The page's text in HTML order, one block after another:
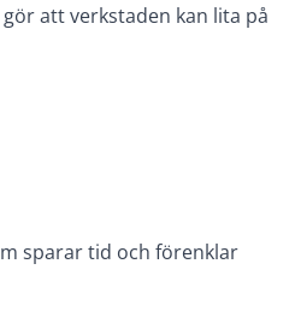
att verkstaden kan lita på
sparar tid och förenklar